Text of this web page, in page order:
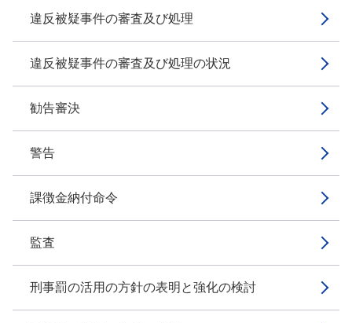
違反被疑事件の審査及び処理
違反被疑事件の審査及び処理の状況
勧告審決
警告
課徴金納付命令
監査
刑事罰の活用の方針の表明と強化の検討